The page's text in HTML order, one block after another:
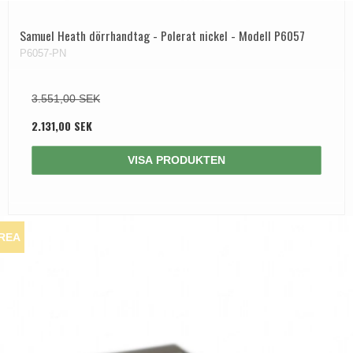
Samuel Heath dörrhandtag - Polerat nickel - Modell P6057
P6057-PN
3.551,00 SEK
2.131,00 SEK
VISA PRODUKTEN